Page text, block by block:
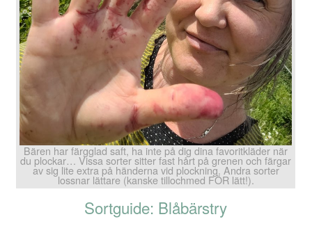
Bären har färgglad saft, ha inte på dig dina favoritkläder när
du plockar… Vissa sorter sitter fast hårt på grenen och färgar
av sig lite extra på händerna vid plockning. Andra sorter
lossnar lättare (kanske tillochmed FÖR lätt!).
Sortguide: Blåbärstry